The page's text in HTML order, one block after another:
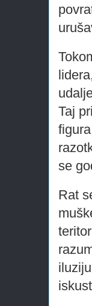
Taj
se
Rat